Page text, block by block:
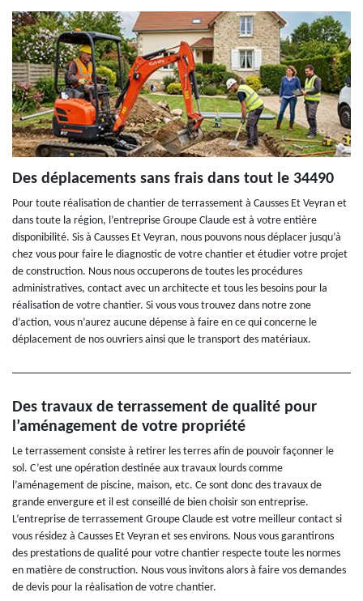
Des déplacements sans frais dans tout le 34490
Pour toute réalisation de chantier de terrassement à Causses Et Veyran et
dans toute la région, l’entreprise Groupe Claude est à votre entière
disponibilité. Sis à Causses Et Veyran, nous pouvons nous déplacer jusqu’à
chez vous pour faire le diagnostic de votre chantier et étudier votre projet
de construction. Nous nous occuperons de toutes les procédures
administratives, contact avec un architecte et tous les besoins pour la
réalisation de votre chantier. Si vous vous trouvez dans notre zone
d’action, vous n’aurez aucune dépense à faire en ce qui concerne le
déplacement de nos ouvriers ainsi que le transport des matériaux.
Des travaux de terrassement de qualité pour
l’aménagement de votre propriété
Le terrassement consiste à retirer les terres afin de pouvoir façonner le
sol. C’est une opération destinée aux travaux lourds comme
l’aménagement de piscine, maison, etc. Ce sont donc des travaux de
grande envergure et il est conseillé de bien choisir son entreprise.
L’entreprise de terrassement Groupe Claude est votre meilleur contact si
vous résidez à Causses Et Veyran et ses environs. Nous vous garantirons
des prestations de qualité pour votre chantier respecte toute les normes
en matière de construction. Nous vous invitons alors à faire vos demandes
de devis pour la réalisation de votre chantier.